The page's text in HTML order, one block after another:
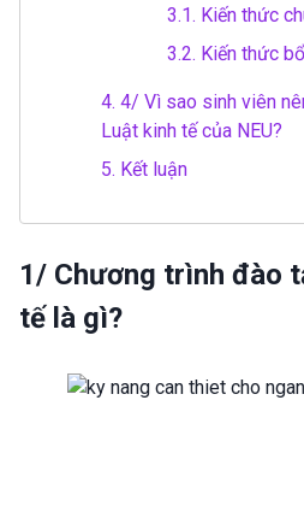
3.1. Kiến thức
3.2. Kiến thức
4. 4/ Vì sao sinh viên
Luật kinh tế của NEU?
5. Kết luận
1/ Chương trình đào
tế là gì?